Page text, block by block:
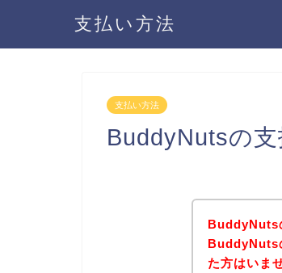
支払い方法
支払い方法
BuddyNutsの
BuddyNuts
BuddyNuts
た方はいま